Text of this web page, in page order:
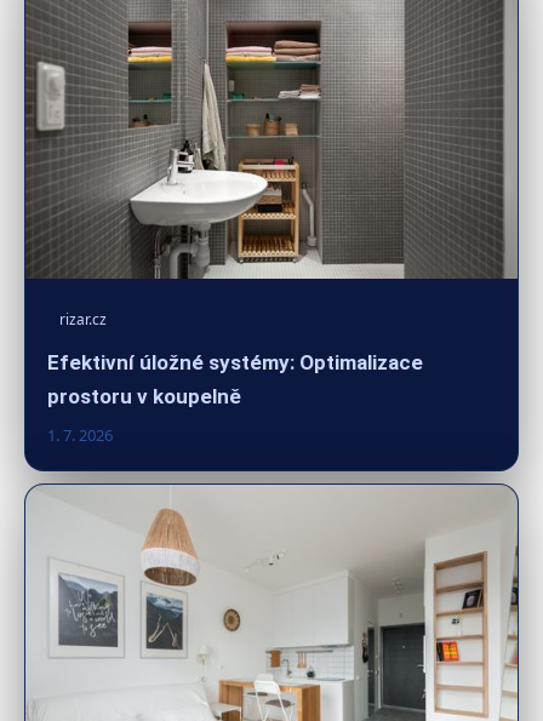
rizar.cz
Efektivní úložné systémy: Optimalizace
prostoru v koupelně
1. 7. 2026